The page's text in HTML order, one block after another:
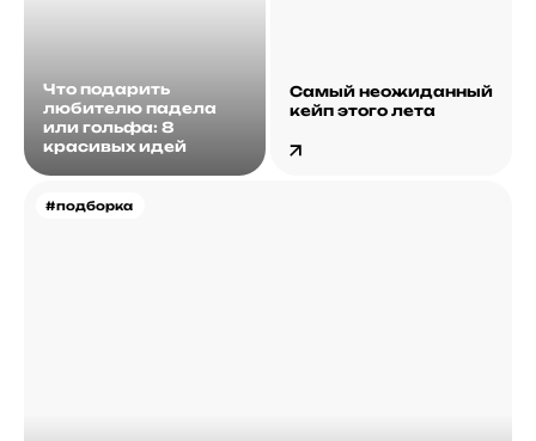
Что подарить
любителю падела
или гольфа: 8
красивых идей
#подборка
Самый неожиданный
кейп этого лета